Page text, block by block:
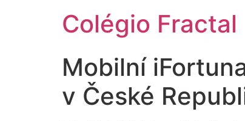
Colégio Fractal
Mobilní
v České